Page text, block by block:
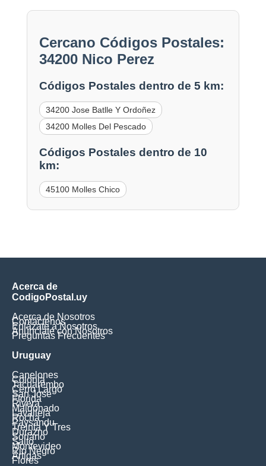
Cercano Códigos Postales:
34200 Nico Perez
Códigos Postales dentro de 5 km:
34200 Jose Batlle Y Ordoñez
34200 Molles Del Pescado
Códigos Postales dentro de 10
km:
45100 Molles Chico
Acerca de
CodigoPostal.uy
Acerca de Nosotros
Contáctenos
Enlázate a Nosotros
Anúnciate con Nosotros
Preguntas Frecuentes
Uruguay
Canelones
Colonia
Tacuarembo
Cerro Largo
San Jose
Florida
Rivera
Maldonado
Lavalleja
Rocha
Paysandu
Treinta Y Tres
Durazno
Soriano
Salto
Montevideo
Rio Negro
Artigas
Flores